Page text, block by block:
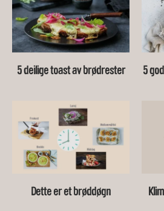
5 deilige toast av brødrester 5
Dette er et brøddøgn